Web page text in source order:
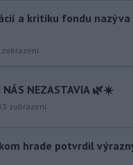
a kritiku fondu nazýva
zobrazení
NÁS NEZASTAVIA 🌿☀️
zobrazení
hrade potvrdil